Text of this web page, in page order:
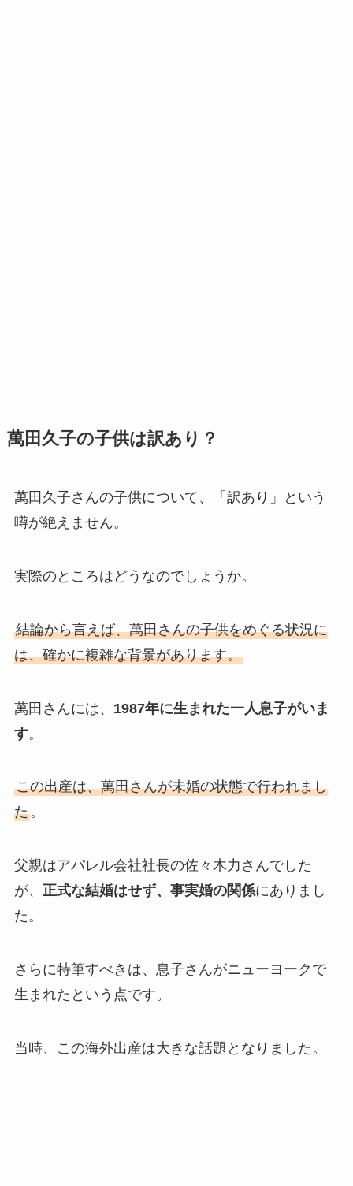
萬田久子の子供は訳あり？
萬田久子さんの子供について、「訳あり」という
噂が絶えません。
実際のところはどうなのでしょうか。
結論から言えば、萬田さんの子供をめぐる状況に
は、確かに複雑な背景があります。
萬田さんには、 1987年に生まれた一人息子がいま
す。
この出産は、萬田さんが未婚の状態で行われまし
た。
父親はアパレル会社社長の佐々木力さんでした
が、 正式な結婚はせず、事実婚の関係にありまし
た。
さらに特筆すべきは、息子さんがニューヨークで
生まれたという点です。
当時、この海外出産は大きな話題となりました。